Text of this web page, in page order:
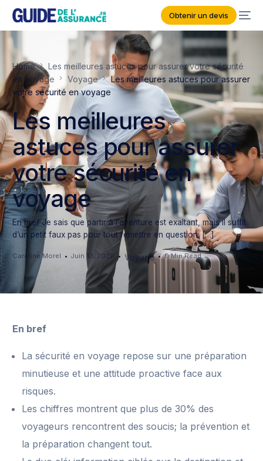
Obtenir un devis
Home
Les meilleures astuces pour assurer votre sécurité
en voyage
Voyage
Les meilleures astuces pour assurer
votre sécurité en voyage
Les meilleures
astuces pour assurer
votre sécurité en
voyage
En bref Je sais que partir à l’aventure est exaltant, mais il suffit
d’un petit faux pas pour tout remettre en question. […]
Caroline Morel Juin 13, 2026 Voyage 9 Min Read
En bref
La sécurité en voyage repose sur une préparation
minutieuse et une attitude proactive face aux
risques.
Les chiffres montrent que plus de 30% des
voyageurs rencontrent des soucis; la prévention et
la préparation changent tout.